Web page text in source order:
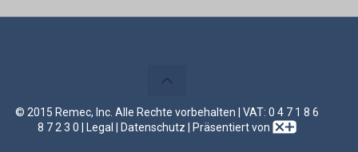
© 2015 Remec, Inc. Alle Rechte vorbehalten | VAT: 0 4 7 1 8 6
8 7 2 3 0 |
Legal Datenschutz | Präsentiert von